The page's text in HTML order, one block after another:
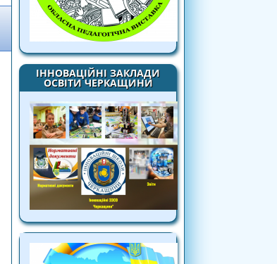
ІННОВАЦІЙНІ ЗАКЛАДИ
ОСВІТИ ЧЕРКАЩИНИ